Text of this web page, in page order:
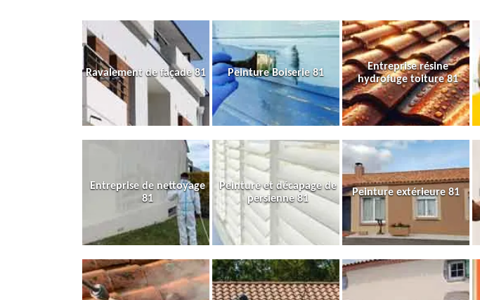
Ravalement de façade 81 Peinture Boiserie 81
Entreprise résine
hydrofuge toiture 81
Entreprise de nettoyage
81
Peinture et décapage de
persienne 81
Peinture extérieure 81